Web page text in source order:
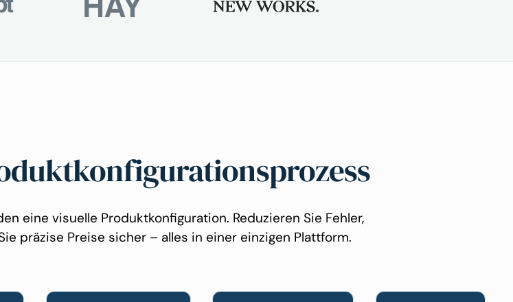
eine visuelle Produktkonfiguration. Reduzieren Sie Fehler,
präzise Preise sicher – alles in einer einzigen Plattform.